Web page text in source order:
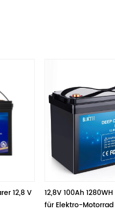
100Ah 1280WH E-Bike Akku
Motorrad